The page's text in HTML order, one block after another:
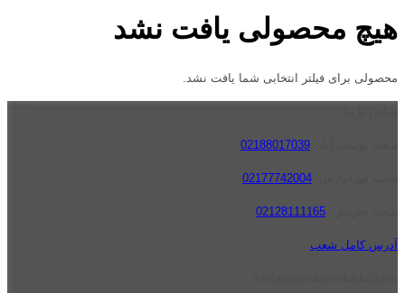
هیچ محصولی یافت نشد
محصولی برای فیلتر انتخابی شما یافت نشد.
02188017039
02177742004
02128111165
آدرس کامل شعب